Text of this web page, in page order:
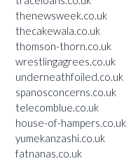
thenewsweek.co.uk
thecakewala.co.uk
thomson-thorn.co.uk
wrestlingagrees.co.uk
underneathfoiled.co.uk
spanosconcerns.co.uk
telecomblue.co.uk
house-of-hampers.co.uk
yumekanzashi.co.uk
fatnanas.co.uk